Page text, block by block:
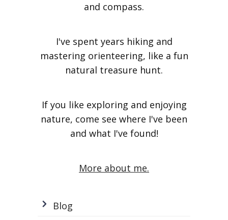
and compass.
I've spent years hiking and
mastering orienteering, like a fun
natural treasure hunt.
If you like exploring and enjoying
nature, come see where I've been
and what I've found!
More about me.
Blog